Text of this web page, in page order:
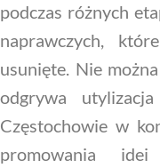
podczas różnych
naprawczych,
usunięte. Nie
odgrywa
Częstochowie w
promowania idei